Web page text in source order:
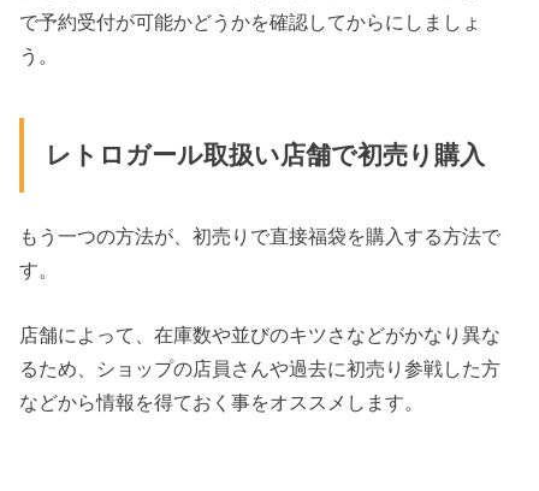
で予約受付が可能かどうかを確認してからにしましょ
う。
レトロガール取扱い店舗で初売り購入
もう一つの方法が、初売りで直接福袋を購入する方法で
す。
店舗によって、在庫数や並びのキツさなどがかなり異な
るため、ショップの店員さんや過去に初売り参戦した方
などから情報を得ておく事をオススメします。